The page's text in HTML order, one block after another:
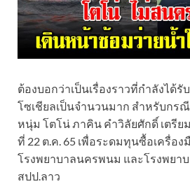
ต้องบอกว่าเป็นเรื่องราวที่กำลังได้
โซเชียลเป็นจำนวนมาก สำหรับกร
หนุ่ม โตโน่ ภาคิน คำวิลัยศักดิ์ เตรี
ที่ 22 ต.ค. 65 เพื่อระดมทุนซื้อเครื่อ
โรงพยาบาลนครพนม และโรงพยา
สปป.ลาว